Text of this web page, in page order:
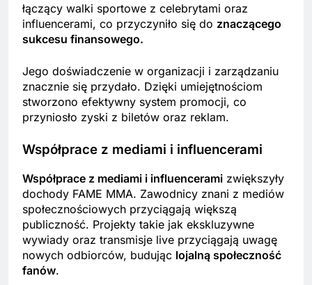
łączący walki sportowe z celebrytami oraz
influencerami, co przyczyniło się do znaczącego
sukcesu finansowego.
Jego doświadczenie w organizacji i zarządzaniu
znacznie się przydało. Dzięki umiejętnościom
stworzono efektywny system promocji, co
przyniosło zyski z biletów oraz reklam.
Współprace z mediami i influencerami
Współprace z mediami i influencerami zwiększyły
dochody FAME MMA. Zawodnicy znani z mediów
społecznościowych przyciągają większą
publiczność. Projekty takie jak ekskluzywne
wywiady oraz transmisje live przyciągają uwagę
nowych odbiorców, budując lojalną społeczność
fanów.